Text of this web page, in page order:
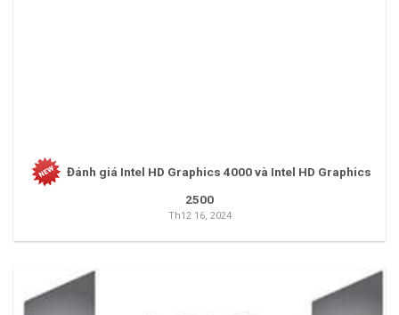
Đánh giá Intel HD Graphics 4000 và Intel HD Graphics
2500
Th12 16, 2024